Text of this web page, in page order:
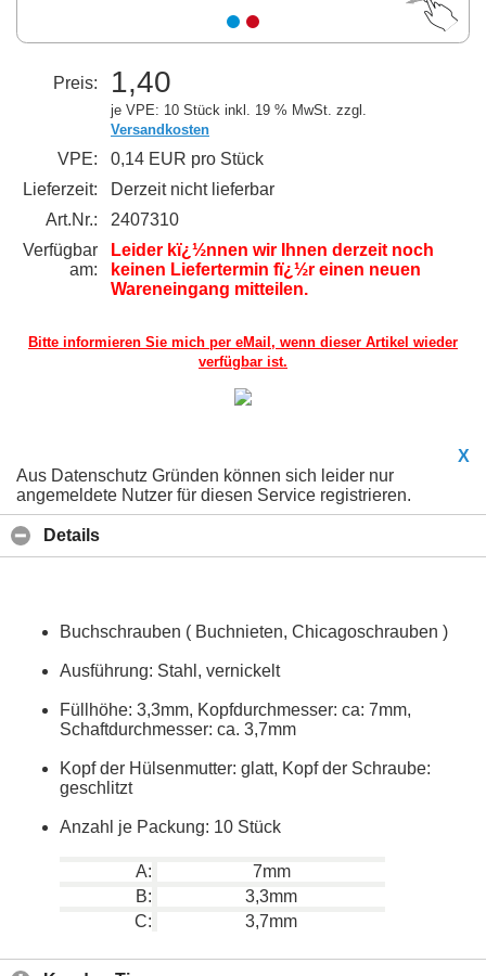
Preis: 1,40
je VPE: 10 Stück inkl. 19 % MwSt. zzgl.
Versandkosten
VPE:
0,14 EUR pro Stück
Lieferzeit:
Derzeit nicht lieferbar
Art.Nr.:
2407310
Verfügbar
am:
Leider kï¿½nnen wir Ihnen derzeit noch
keinen Liefertermin fï¿½r einen neuen
Wareneingang mitteilen.
Bitte informieren Sie mich per eMail, wenn dieser Artikel wieder
verfügbar ist.
X
Aus Datenschutz Gründen können sich leider nur
angemeldete Nutzer für diesen Service registrieren.
Details
Buchschrauben ( Buchnieten, Chicagoschrauben )
Ausführung: Stahl, vernickelt
Füllhöhe: 3,3mm, Kopfdurchmesser: ca: 7mm,
Schaftdurchmesser: ca. 3,7mm
Kopf der Hülsenmutter: glatt, Kopf der Schraube:
geschlitzt
Anzahl je Packung: 10 Stück
A:
7mm
B:
3,3mm
C:
3,7mm